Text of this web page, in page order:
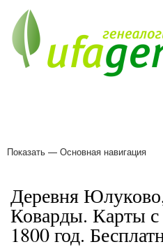
Основная
Показать — Основная навигация
Деревня
Коварды. Карты с
1800 год.